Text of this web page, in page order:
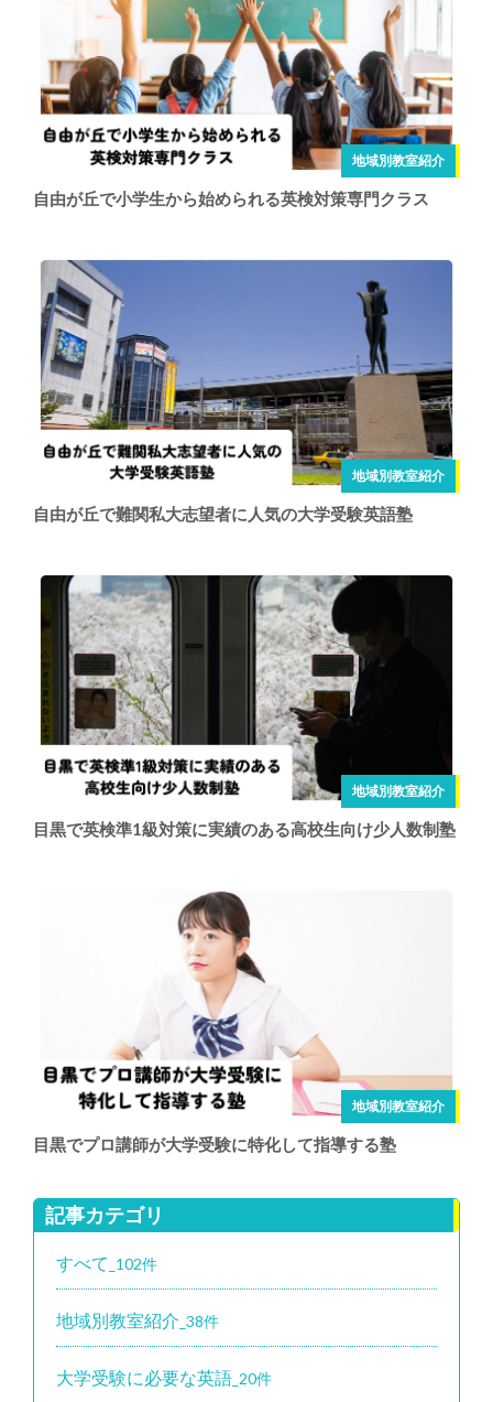
地域別教室紹介
自由が丘で小学生から始められる英検対策専門クラス
地域別教室紹介
自由が丘で難関私大志望者に人気の大学受験英語塾
地域別教室紹介
目黒で英検準1級対策に実績のある高校生向け少人数制塾
地域別教室紹介
目黒でプロ講師が大学受験に特化して指導する塾
記事カテゴリ
すべて _102件
地域別教室紹介 _38件
大学受験に必要な英語 _20件